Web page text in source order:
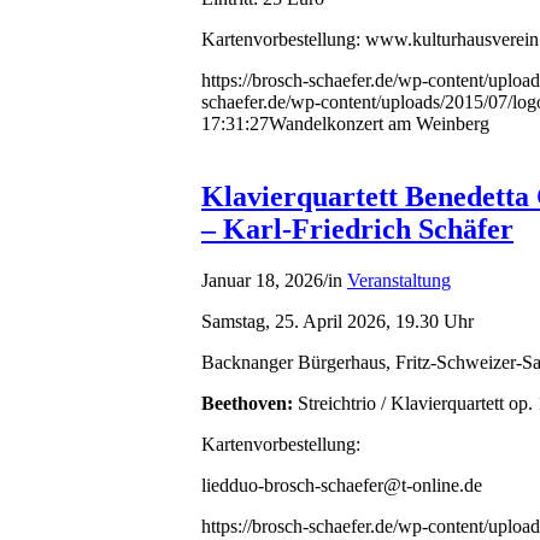
Kartenvorbestellung:
https://brosch-schaefer.de/wp-content/
schaefer.de/wp-content/uploads/2015/07/
17:31:27Wandelkonzert am Weinberg
Klavierquartett Benedetta
– Karl-Friedrich Schäfer
Januar 18, 2026/in Veranstaltung
Samstag, 25. April 2026, 19.30 Uhr
Backnanger Bürgerhaus, Fritz-Schweizer-
Beethoven: Streichtrio / Klavierquartett op.
Kartenvorbestellung:
liedduo-brosch-schaefer@t-online.de
https://brosch-schaefer.de/wp-content/